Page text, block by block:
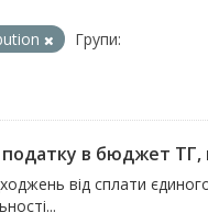
Групи:
в бюджет ТГ,
від сплати